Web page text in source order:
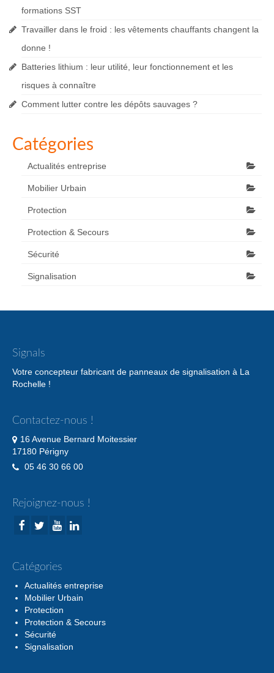
formations SST
Travailler dans le froid : les vêtements chauffants changent la
donne !
Batteries lithium : leur utilité, leur fonctionnement et les
risques à connaître
Comment lutter contre les dépôts sauvages ?
Catégories
Actualités entreprise
Mobilier Urbain
Protection
Protection & Secours
Sécurité
Signalisation
Signals
Votre concepteur fabricant de panneaux de signalisation à La
Rochelle !
Contactez-nous !
16 Avenue Bernard Moitessier
17180 Périgny
05 46 30 66 00
Rejoignez-nous !
Catégories
Actualités entreprise
Mobilier Urbain
Protection
Protection & Secours
Sécurité
Signalisation